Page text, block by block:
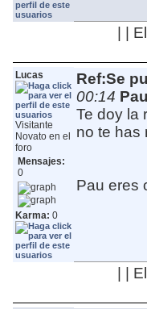
| |
Lucas
Visitante
Novato en el
foro
Mensajes:
0
Karma: 0
Ref:Se
00:14
Te doy la
no te has
Pau eres
| |